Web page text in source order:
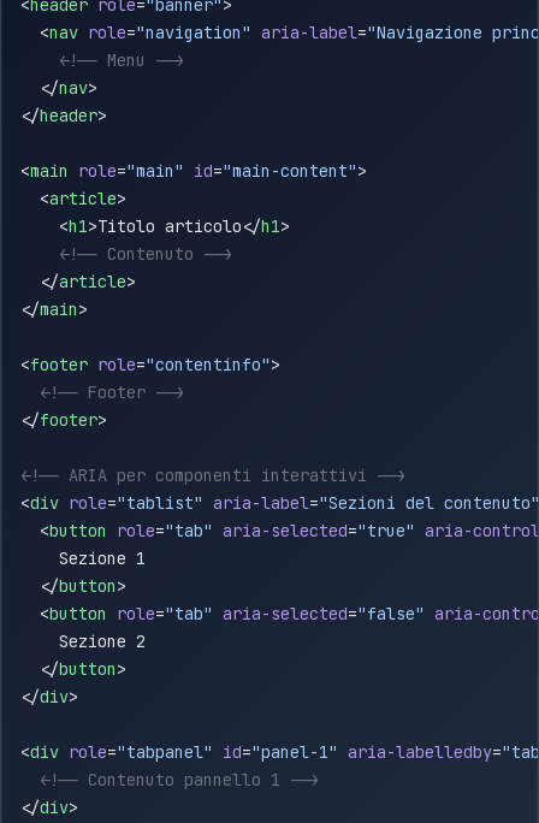
<header role="banner"
  <
nav role="navigation" aria-label="Navigazione
  </
nav
</header
<main role="main" id="main-content"
  <
article
    <
h1>Titolo articolo</h1
  </
article
</main
<footer role="contentinfo"
</footer
<div role="tablist" aria-label="Sezioni del contenuto"
  <
button role="tab" aria-selected="true" aria-
  </
button
  <
button role="tab" aria-selected="false" aria-
  </
button
</div
<div role="tabpanel" id="panel-1" aria-labelledby=
</div